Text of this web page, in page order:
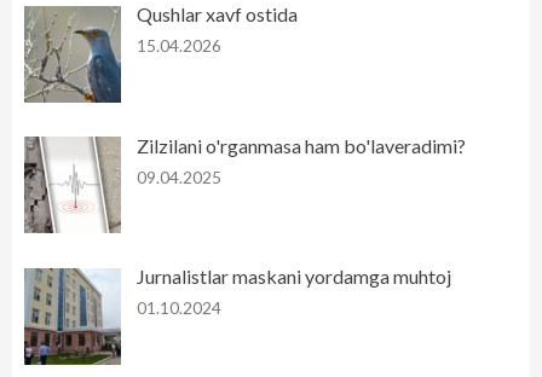
Qushlar xavf ostida
15.04.2026
Zilzilani o'rganmasa ham bo'laveradimi?
09.04.2025
Jurnalistlar maskani yordamga muhtoj
01.10.2024